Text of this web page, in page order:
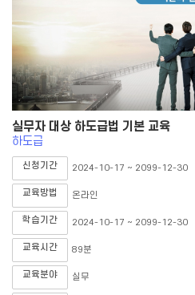
실무자 대상 하도급법 기본 교육
하도급
신청기간 2024-10-17 ~ 2099-12-30
교육방법 온라인
학습기간 2024-10-17 ~ 2099-12-30
교육시간 89분
교육분야 실무